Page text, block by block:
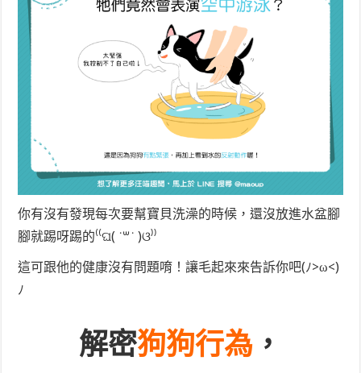
你有沒有發現每次要幫寶貝洗澡的時候，還沒放進水盆腳
腳就踢呀踢的⁽⁽ଘ( ˙꒳˙ )ଓ⁾⁾
這可跟他的健康沒有問題唷！讓毛起來來告訴你吧(ﾉ>ω<)
ﾉ
解密狗狗行為，